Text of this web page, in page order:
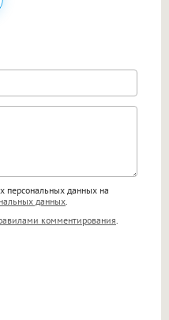
<s>, <big>,
<ul>, <ol>, <li>,
HTML,
становятся
будет
персональных данных на
данных.
комментирования.